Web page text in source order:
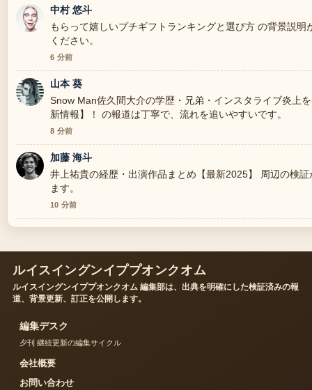
中村 悠斗
もらって嬉しいプチギフトランキングと選び方 の背景説
ください。
6 分前
山本 葵
Snow Man佐久間大介の学歴・兄弟・インスタライブ炎上
新情報】！ の報道は丁寧で、流れを追いやすいです。
8 分前
加藤 海斗
井上祐貴の経歴・出演作品まとめ【最新2025】 周辺の検
ます。
10 分前
ルイスイングンイププオンクオム
ルイスイングンイププオンクオム 編集部は、出典を明確にした検証済みの報
道、背景更新、訂正を公開します。
編集デスク
夕刊 継続更新の編集サイクル
会社概要
お問い合わせ